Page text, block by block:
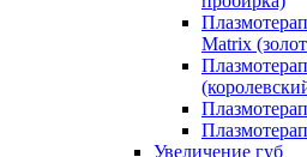
Matrix
Увеличение губ